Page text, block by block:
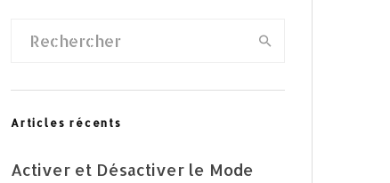
Articles récents
Activer et Désactiver le Mode